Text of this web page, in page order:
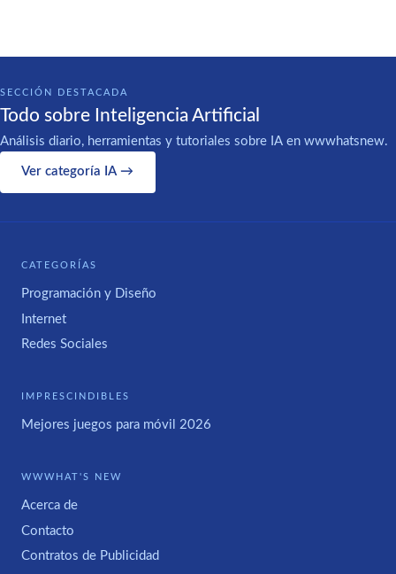
SECCIÓN DESTACADA
Todo sobre Inteligencia Artificial
Análisis diario, herramientas y tutoriales sobre IA en wwwhatsnew.
Ver categoría IA →
CATEGORÍAS
Programación y Diseño
Internet
Redes Sociales
IMPRESCINDIBLES
Mejores juegos para móvil 2026
WWWHAT'S NEW
Acerca de
Contacto
Contratos de Publicidad